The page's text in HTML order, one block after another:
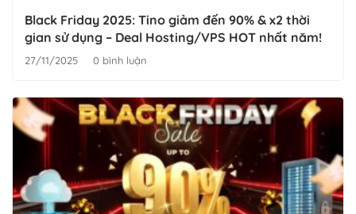
Black Friday 2025: Tino giảm đến 90% & x2 thời
gian sử dụng – Deal Hosting/VPS HOT nhất năm!
27/11/2025 0 bình luận